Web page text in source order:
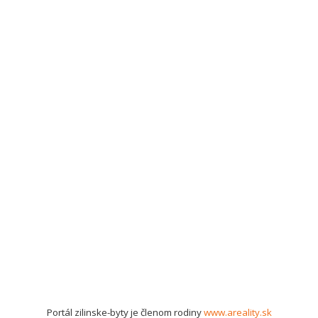
Portál zilinske-byty je členom rodinywww.areality.sk